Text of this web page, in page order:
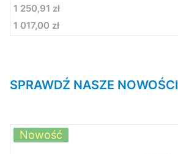
Cena
1 250,91 zł
Cena
1 017,00 zł
SPRAWDŹ NASZE NOWOŚCI
Nowość